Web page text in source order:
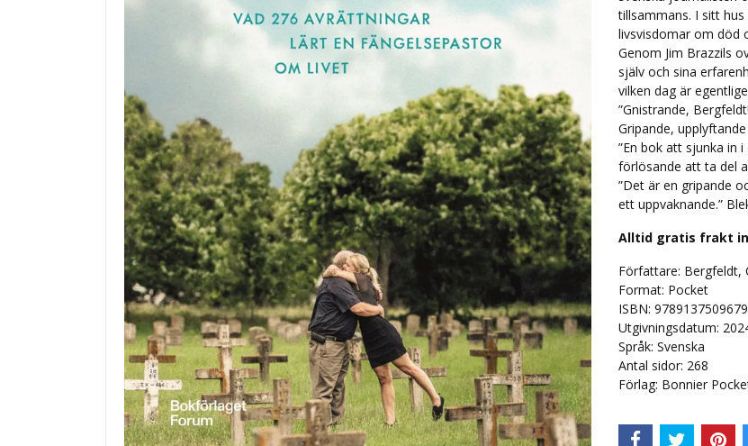
tillsammans. I sitt hus
livsvisdomar om död
Genom Jim Brazzils
själv och sina
vilken dag är
”Gnistrande,
Gripande,
”En bok att sjunka in
förlösande att ta del
”Det är en gripande
ett uppvaknande.”
Alltid gratis frakt
Författare: Bergfeldt,
Format: Pocket
ISBN: 9789137509679
Utgivningsdatum:
Språk: Svenska
Antal sidor: 268
Förlag: Bonnier